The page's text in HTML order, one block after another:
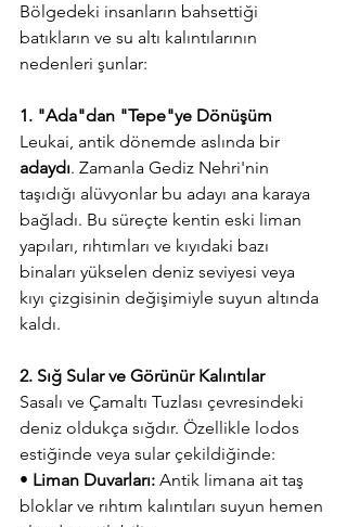
Bölgedeki insanların bahsettiği
batıkların ve su altı kalıntılarının
nedenleri şunlar:
1. "Ada"dan "Tepe"ye Dönüşüm
Leukai, antik dönemde aslında bir
adaydı. Zamanla Gediz Nehri'nin
taşıdığı alüvyonlar bu adayı ana karaya
bağladı. Bu süreçte kentin eski liman
yapıları, rıhtımları ve kıyıdaki bazı
binaları yükselen deniz seviyesi veya
kıyı çizgisinin değişimiyle suyun altında
kaldı.
2. Sığ Sular ve Görünür Kalıntılar
Sasalı ve Çamaltı Tuzlası çevresindeki
deniz oldukça sığdır. Özellikle lodos
estiğinde veya sular çekildiğinde:
• Liman Duvarları: Antik limana ait taş
bloklar ve rıhtım kalıntıları suyun hemen